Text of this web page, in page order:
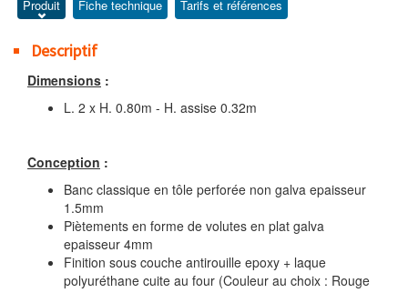
Produit Fiche technique Tarifs et références
Descriptif
Dimensions :
L. 2 x H. 0.80m - H. assise 0.32m
Conception :
Banc classique en tôle perforée non galva epaisseur
1.5mm
Piètements en forme de volutes en plat galva
epaisseur 4mm
Finition sous couche antirouille epoxy + laque
polyuréthane cuite au four (Couleur au choix : Rouge